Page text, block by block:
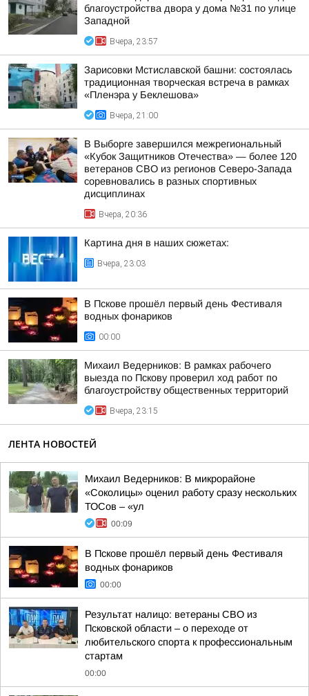
благоустройства двора у дома №31 по улице
Западной
Вчера, 23:57
Зарисовки Мстиславской башни: состоялась
традиционная творческая встреча в рамках
«Пленэра у Беклешова»
Вчера, 21:00
В Выборге завершился межрегиональный
«Кубок Защитников Отечества» — более 120
ветеранов СВО из регионов Северо-Запада
соревновались в разных спортивных
дисциплинах
Вчера, 20:36
Картина дня в наших сюжетах:
Вчера, 23:03
В Пскове прошёл первый день Фестиваля
водных фонариков
00:00
Михаил Ведерников: В рамках рабочего
выезда по Пскову проверил ход работ по
благоустройству общественных территорий
Вчера, 23:15
ЛЕНТА НОВОСТЕЙ
Михаил Ведерников: В микрорайоне
«Соколицы» оценил работу сразу нескольких
ТОСов – «ул
00:09
В Пскове прошёл первый день Фестиваля
водных фонариков
00:00
Результат налицо: ветераны СВО из
Псковской области – о переходе от
любительского спорта к профессиональным
стартам
00:00